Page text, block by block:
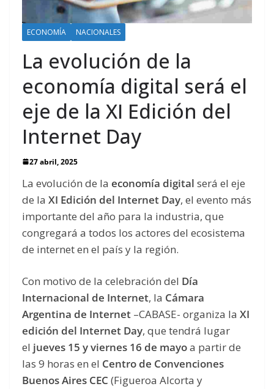
ECONOMÍA NACIONALES
La evolución de la
economía digital será el
eje de la XI Edición del
Internet Day
27 abril, 2025
La evolución de la economía digital será el eje
de la XI Edición del Internet Day, el evento más
importante del año para la industria, que
congregará a todos los actores del ecosistema
de internet en el país y la región.
Con motivo de la celebración del Día
Internacional de Internet, la Cámara
Argentina de Internet –CABASE- organiza la XI
edición del Internet Day, que tendrá lugar
el jueves 15 y viernes 16 de mayoa partir de
las 9 horas en el Centro de Convenciones
Buenos Aires CEC (Figueroa Alcorta y